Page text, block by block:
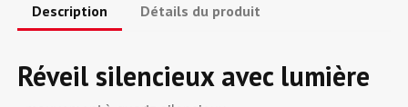
Description Détails du produit
Réveil silencieux avec lumière